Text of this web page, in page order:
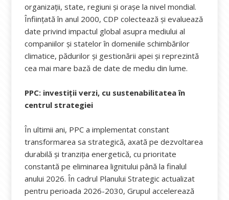
organizații, state, regiuni și orașe la nivel mondial.
Înființată în anul 2000, CDP colectează și evaluează
date privind impactul global asupra mediului al
companiilor și statelor în domeniile schimbărilor
climatice, pădurilor și gestionării apei și reprezintă
cea mai mare bază de date de mediu din lume.
PPC: investiții verzi, cu sustenabilitatea în
centrul strategiei
În ultimii ani, PPC a implementat constant
transformarea sa strategică, axată pe dezvoltarea
durabilă și tranziția energetică, cu prioritate
constantă pe eliminarea lignitului până la finalul
anului 2026. În cadrul Planului Strategic actualizat
pentru perioada 2026-2030, Grupul accelerează